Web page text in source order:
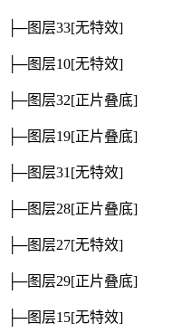
├─图层33[无特效]
├─图层10[无特效]
├─图层32[正片叠底]
├─图层19[正片叠底]
├─图层31 [无特效]
├─图层28[正片叠底]
├─图层27[无特效]
├─图层29[正片叠底]
├─图层15[无特效]